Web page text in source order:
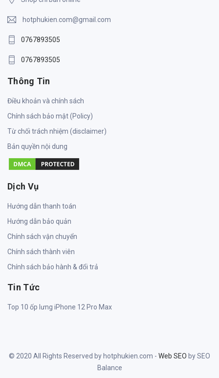
hotphukien.com@gmail.com
0767893505
0767893505
Thông Tin
Điều khoản và chính sách
Chính sách bảo mật (Policy)
Từ chối trách nhiệm (disclaimer)
Bản quyền nội dung
Dịch Vụ
Hướng dẫn thanh toán
Hướng dẫn bảo quản
Chính sách vận chuyển
Chính sách thành viên
Chính sách bảo hành & đổi trả
Tin Tức
Top 10 ốp lưng iPhone 12 Pro Max
© 2020 All Rights Reserved by hotphukien.com - Web SEO by SEO
Balance